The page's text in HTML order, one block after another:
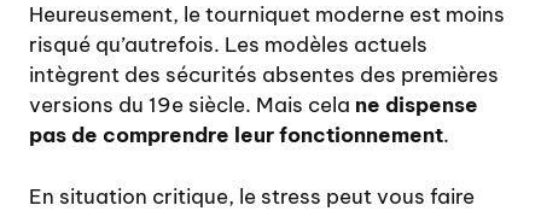
Heureusement, le tourniquet moderne est moins
risqué qu’autrefois. Les modèles actuels
intègrent des sécurités absentes des premières
versions du 19e siècle. Mais cela ne dispense
pas de comprendre leur fonctionnement.
En situation critique, le stress peut vous faire